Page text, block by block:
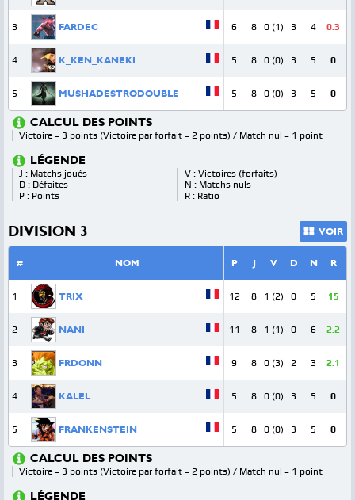
3 FARDEC 6 8 0 (1) 3 4 0.3
4 K_KEN_KANEKI 5 8 0 (0) 3 5 0
5 MUSHADESTRODOUBLE 5 8 0 (0) 3 5 0
CALCUL DES POINTS
Victoire = 3 points (Victoire par forfait = 2 points) / Match nul = 1 point
LÉGENDE
J : Matchs joués
V : Victoires (forfaits)
D : Défaites
N : Matchs nuls
P : Points
R : Ratio
DIVISION 3 VOIR
# NOM P J V D N R
1 TRIX 12 8 1 (2) 0 5 15
2 NANI 11 8 1 (1) 0 6 2.2
3 FRDONN 9 8 0 (3) 2 3 2.1
4 KALEL 5 8 0 (0) 3 5 0
5 FRANKENSTEIN 5 8 0 (0) 3 5 0
CALCUL DES POINTS
Victoire = 3 points (Victoire par forfait = 2 points) / Match nul = 1 point
LÉGENDE